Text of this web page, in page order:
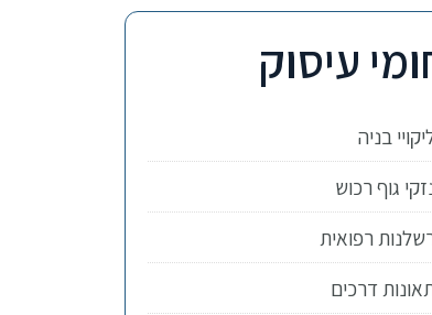
עיסוק
בניה
גוף רכוש
רפואית
דרכים